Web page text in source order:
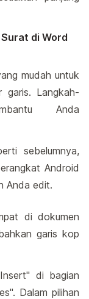
di Word
mudah untuk
garis. Langkah-
Anda
sebelumnya,
Android
Anda edit.
di dokumen
garis kop
di bagian
Dalam pilihan